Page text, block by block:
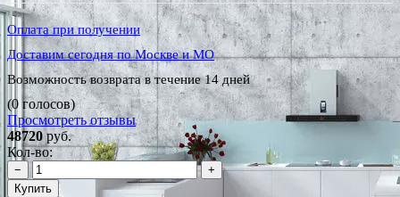
Оплата при получении
Доставим сегодня по Москве и МО
Возможность возврата в течение 14 дней
(0 голосов)
Просмотреть отзывы
48720руб.
Кол-во:
−
+
Купить